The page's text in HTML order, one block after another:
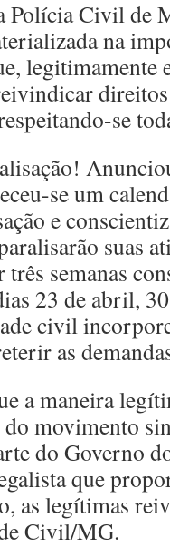
Polícia Civil de
na
legitimamente
se
se um
e
suas
semanas
23 de abril,
civil
as
a maneira
movimento
do Governo
que
as legítimas
Civil/MG.